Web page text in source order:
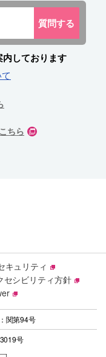
質問する
しております
ちら
キュリティ
セシビリティ方針
関第94号
号